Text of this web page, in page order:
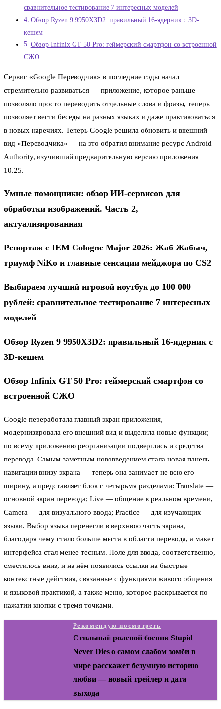
сравнительное тестирование 7 интересных моделей
Обзор Ryzen 9 9950X3D2: правильный 16-ядерник с 3D-
кешем
Обзор Infinix GT 50 Pro: геймерский смартфон со встроенной
СЖО
Сервис «Google Переводчик» в последние годы начал
стремительно развиваться — приложение, которое раньше
позволяло просто переводить отдельные слова и фразы, теперь
позволяет вести беседы на разных языках и даже практиковаться
в новых наречиях. Теперь Google решила обновить и внешний
вид «Переводчика» — на это обратил внимание ресурс Android
Authority, изучивший предварительную версию приложения
10.25.
Умные помощники: обзор ИИ-сервисов для
обработки изображений. Часть 2,
актуализированная
Репортаж с IEM Cologne Major 2026: Жаб Жабыч,
триумф NiKo и главные сенсации мейджора по CS2
Выбираем лучший игровой ноутбук до 100 000
рублей: сравнительное тестирование 7 интересных
моделей
Обзор Ryzen 9 9950X3D2: правильный 16-ядерник с
3D-кешем
Обзор Infinix GT 50 Pro: геймерский смартфон со
встроенной СЖО
Google переработала главный экран приложения,
модернизировала его внешний вид и выделила новые функции;
по всему приложению реорганизации подверглись и средства
перевода. Самым заметным нововведением стала новая панель
навигации внизу экрана — теперь она занимает не всю его
ширину, а представляет блок с четырьмя разделами: Translate —
основной экран перевода; Live — общение в реальном времени,
Camera — для визуального ввода; Practice — для изучающих
языки. Выбор языка перенесли в верхнюю часть экрана,
благодаря чему стало больше места в области перевода, а макет
интерфейса стал менее тесным. Поле для ввода, соответственно,
сместилось вниз, и на нём появились ссылки на быстрые
контекстные действия, связанные с функциями живого общения
и языковой практикой, а также меню, которое раскрывается по
нажатии кнопки с тремя точками.
Рекомендую посмотреть
Стильный ролевой боевик Stupid
Never Dies о самом слабом зомби в
мире расскажет безумную историю
любви — новый трейлер и дата
выхода